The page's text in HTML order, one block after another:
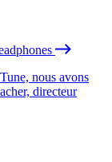
nous avons
directeur